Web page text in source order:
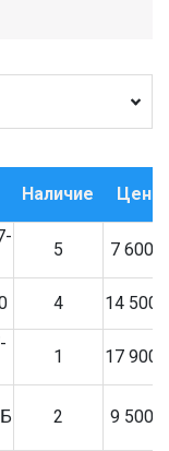
Наличие Цена
5 7 600
4 14 500
1 17 900
2 9 500